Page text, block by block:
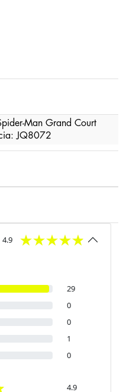
Man Grand Court
JQ8072
4.9
29
0
0
1
0
4.9